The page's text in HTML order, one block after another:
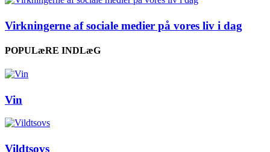
Virkningerne af sociale medier på vores liv i dag
POPULæRE INDLæG
Vin
Vildtsovs